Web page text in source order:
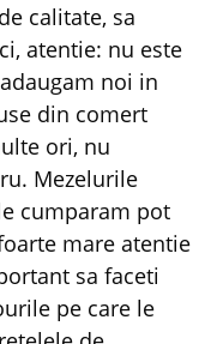
calitate, sa
atentie: nu este
noi in
din comert
ori, nu
Mezelurile
cumparam pot
mare atentie
sa faceti
pe care le